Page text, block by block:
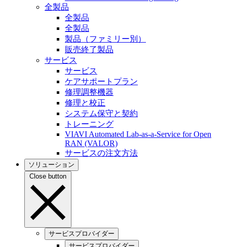
全製品
全製品
全製品
製品（ファミリー別）
販売終了製品
サービス
サービス
ケアサポートプラン
修理調整機器
修理と校正
システム保守と契約
トレーニング
VIAVI Automated Lab-as-a-Service for Open
RAN (VALOR)
サービスの注文方法
ソリューション
Close button
サービスプロバイダー